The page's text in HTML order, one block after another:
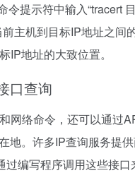
令提示符中输入“tracert
主机到目标IP地址之间
IP地址的大致位置。
口查询
网络命令，还可以通过
地。许多IP查询服务提
过编写程序调用这些接口